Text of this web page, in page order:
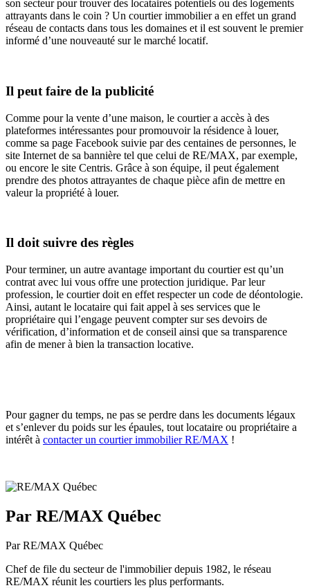
son secteur pour trouver des locataires potentiels ou des logements
attrayants dans le coin ? Un courtier immobilier a en effet un grand
réseau de contacts dans tous les domaines et il est souvent le premier
informé d’une nouveauté sur le marché locatif.
Il peut faire de la publicité
Comme pour la vente d’une maison, le courtier a accès à des
plateformes intéressantes pour promouvoir la résidence à louer,
comme sa page Facebook suivie par des centaines de personnes, le
site Internet de sa bannière tel que celui de RE/MAX, par exemple,
ou encore le site Centris. Grâce à son équipe, il peut également
prendre des photos attrayantes de chaque pièce afin de mettre en
valeur la propriété à louer.
Il doit suivre des règles
Pour terminer, un autre avantage important du courtier est qu’un
contrat avec lui vous offre une protection juridique. Par leur
profession, le courtier doit en effet respecter un code de déontologie.
Ainsi, autant le locataire qui fait appel à ses services que le
propriétaire qui l’engage peuvent compter sur ses devoirs de
vérification, d’information et de conseil ainsi que sa transparence
afin de mener à bien la transaction locative.
Pour gagner du temps, ne pas se perdre dans les documents légaux
et s’enlever du poids sur les épaules, tout locataire ou propriétaire a
intérêt à contacter un courtier immobilier RE/MAX !
Par RE/MAX Québec
Par RE/MAX Québec
Chef de file du secteur de l'immobilier depuis 1982, le réseau
RE/MAX réunit les courtiers les plus performants.